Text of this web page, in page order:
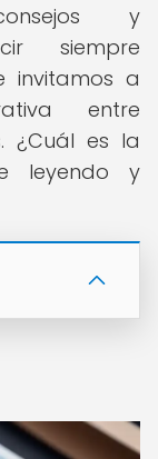
y
siempre
invitamos a
entre
¿Cuál es la
leyendo y